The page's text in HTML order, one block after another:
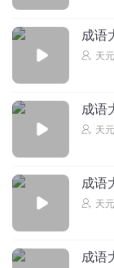
成语
天
成语
天
成语
天
成语